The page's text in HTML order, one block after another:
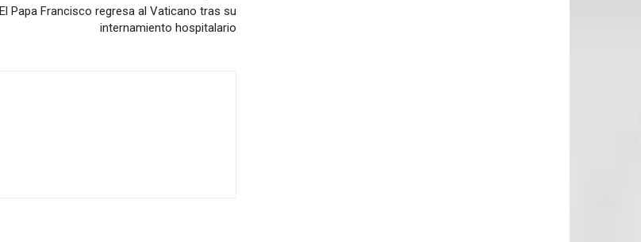
El Papa Francisco regresa al Vaticano tras su
internamiento hospitalario